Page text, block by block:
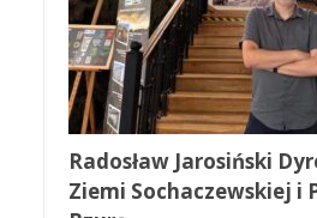
Radosław Jarosiński
Ziemi Sochaczewskiej i